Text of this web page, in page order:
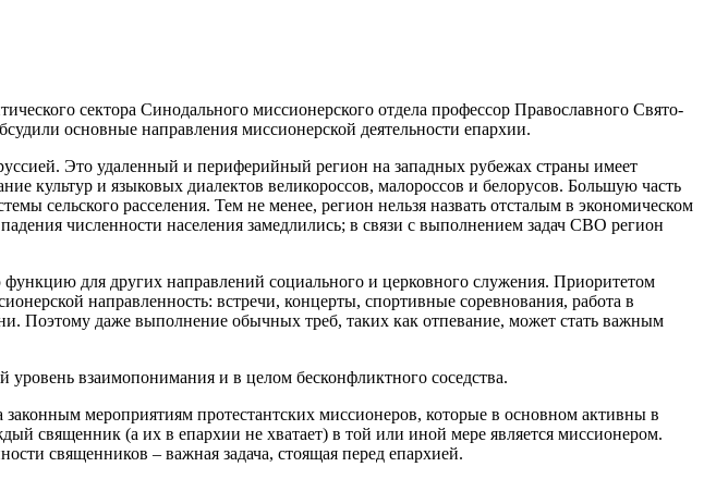
сектора Синодального миссионерского отдела профессор Православного Свято-
основные направления миссионерской деятельности епархии.
Это удаленный и периферийный регион на западных рубежах страны имеет
культур и языковых диалектов великороссов, малороссов и белорусов. Большую часть
сельского расселения. Тем не менее, регион нельзя назвать отсталым в экономическом
численности населения замедлились; в связи с выполнением задач СВО регион
для других направлений социального и церковного служения. Приоритетом
направленность: встречи, концерты, спортивные соревнования, работа в
Поэтому даже выполнение обычных треб, таких как отпевание, может стать важным
взаимопонимания и в целом бесконфликтного соседства.
законным мероприятиям протестантских миссионеров, которые в основном активны в
священник (а их в епархии не хватает) в той или иной мере является миссионером.
священников – важная задача, стоящая перед епархией.